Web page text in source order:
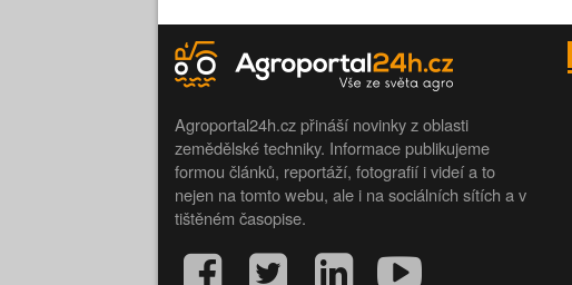
Agroportal24h.cz přináší novinky z oblasti
zemědělské techniky. Informace publikujeme
formou článků, reportáží, fotografií i videí a to
nejen na tomto webu, ale i na sociálních sítích a v
tištěném časopise.